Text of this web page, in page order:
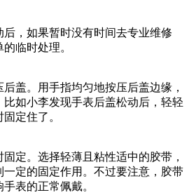
，如果暂时没有时间去专业维修
临时处理。
盖。用手指均匀地按压后盖边缘，
如小李发现手表后盖松动后，轻轻
定住了。
定。选择轻薄且粘性适中的胶带，
定的固定作用。不过要注意，胶带
表的正常佩戴。